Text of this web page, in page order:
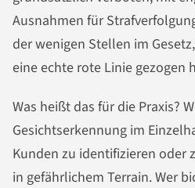
Ausnahmen für
der wenigen Stellen im
eine echte rote Linie gezogen
Was heißt das für die Praxis?
Gesichtserkennung im
Kunden zu identifizieren oder
in gefährlichem Terrain. Wer